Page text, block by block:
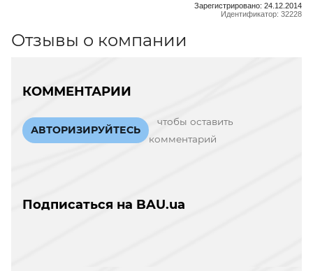
Зарегистрировано: 24.12.2014
Идентификатор: 32228
Отзывы о компании
КОММЕНТАРИИ
АВТОРИЗИРУЙТЕСЬ
чтобы оставить
комментарий
Подписаться на BAU.ua